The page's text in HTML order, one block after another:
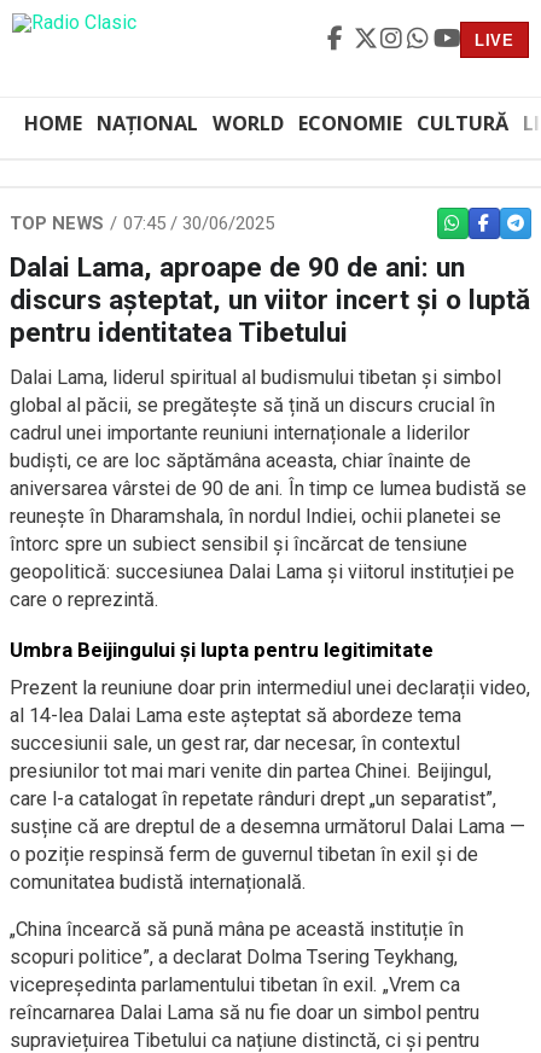
LIVE
HOME NAȚIONAL WORLD ECONOMIE CULTURĂ
TOP NEWS 07:45 / 30/06/2025 WHATSAPP
Dalai Lama, aproape de 90 de ani: un
discurs așteptat, un viitor incert și o luptă
pentru identitatea Tibetului
Dalai Lama, liderul spiritual al budismului tibetan și simbol
global al păcii, se pregătește să țină un discurs crucial în
cadrul unei importante reuniuni internaționale a liderilor
budiști, ce are loc săptămâna aceasta, chiar înainte de
aniversarea vârstei de 90 de ani. În timp ce lumea budistă se
reunește în Dharamshala, în nordul Indiei, ochii planetei se
întorc spre un subiect sensibil și încărcat de tensiune
geopolitică: succesiunea Dalai Lama și viitorul instituției pe
care o reprezintă.
Umbra Beijingului și lupta pentru legitimitate
Prezent la reuniune doar prin intermediul unei declarații video,
al 14-lea Dalai Lama este așteptat să abordeze tema
succesiunii sale, un gest rar, dar necesar, în contextul
presiunilor tot mai mari venite din partea Chinei. Beijingul,
care l-a catalogat în repetate rânduri drept „un separatist”,
susține că are dreptul de a desemna următorul Dalai Lama —
o poziție respinsă ferm de guvernul tibetan în exil și de
comunitatea budistă internațională.
„China încearcă să pună mâna pe această instituție în
scopuri politice”, a declarat Dolma Tsering Teykhang,
vicepreședinta parlamentului tibetan în exil. „Vrem ca
reîncarnarea Dalai Lama să nu fie doar un simbol pentru
supraviețuirea Tibetului ca națiune distinctă, ci și pentru